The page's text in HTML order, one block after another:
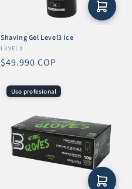
Shaving Gel Level3 Ice
Proveedor:
L3VEL3
Precio
$49.990 COP
Uso profesional